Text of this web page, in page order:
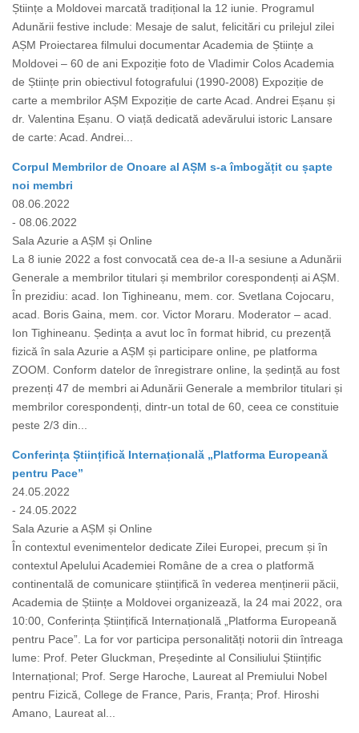
Științe a Moldovei marcată tradițional la 12 iunie. Programul
Adunării festive include: Mesaje de salut, felicitări cu prilejul zilei
AȘM Proiectarea filmului documentar Academia de Științe a
Moldovei – 60 de ani Expoziție foto de Vladimir Colos Academia
de Științe prin obiectivul fotografului (1990-2008) Expoziție de
carte a membrilor AȘM Expoziție de carte Acad. Andrei Eșanu și
dr. Valentina Eșanu. O viață dedicată adevărului istoric Lansare
de carte: Acad. Andrei...
Corpul Membrilor de Onoare al AȘM s-a îmbogățit cu șapte
noi membri
08.06.2022
- 08.06.2022
Sala Azurie a AȘM și Online
La 8 iunie 2022 a fost convocată cea de-a II-a sesiune a Adunării
Generale a membrilor titulari și membrilor corespondenți ai AȘM.
În prezidiu: acad. Ion Tighineanu, mem. cor. Svetlana Cojocaru,
acad. Boris Gaina, mem. cor. Victor Moraru. Moderator – acad.
Ion Tighineanu. Ședința a avut loc în format hibrid, cu prezență
fizică în sala Azurie a AȘM și participare online, pe platforma
ZOOM. Conform datelor de înregistrare online, la ședință au fost
prezenți 47 de membri ai Adunării Generale a membrilor titulari și
membrilor corespondenți, dintr-un total de 60, ceea ce constituie
peste 2/3 din...
Conferința Științifică Internațională „Platforma Europeană
pentru Pace”
24.05.2022
- 24.05.2022
Sala Azurie a AȘM și Online
În contextul evenimentelor dedicate Zilei Europei, precum și în
contextul Apelului Academiei Române de a crea o platformă
continentală de comunicare științifică în vederea menținerii păcii,
Academia de Științe a Moldovei organizează, la 24 mai 2022, ora
10:00, Conferința Științifică Internațională „Platforma Europeană
pentru Pace”. La for vor participa personalități notorii din întreaga
lume: Prof. Peter Gluckman, Președinte al Consiliului Științific
Internațional; Prof. Serge Haroche, Laureat al Premiului Nobel
pentru Fizică, College de France, Paris, Franța; Prof. Hiroshi
Amano, Laureat al...